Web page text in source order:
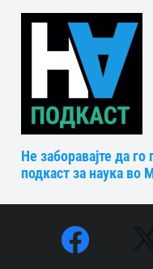
Не заборавајте да
подкаст за наука во